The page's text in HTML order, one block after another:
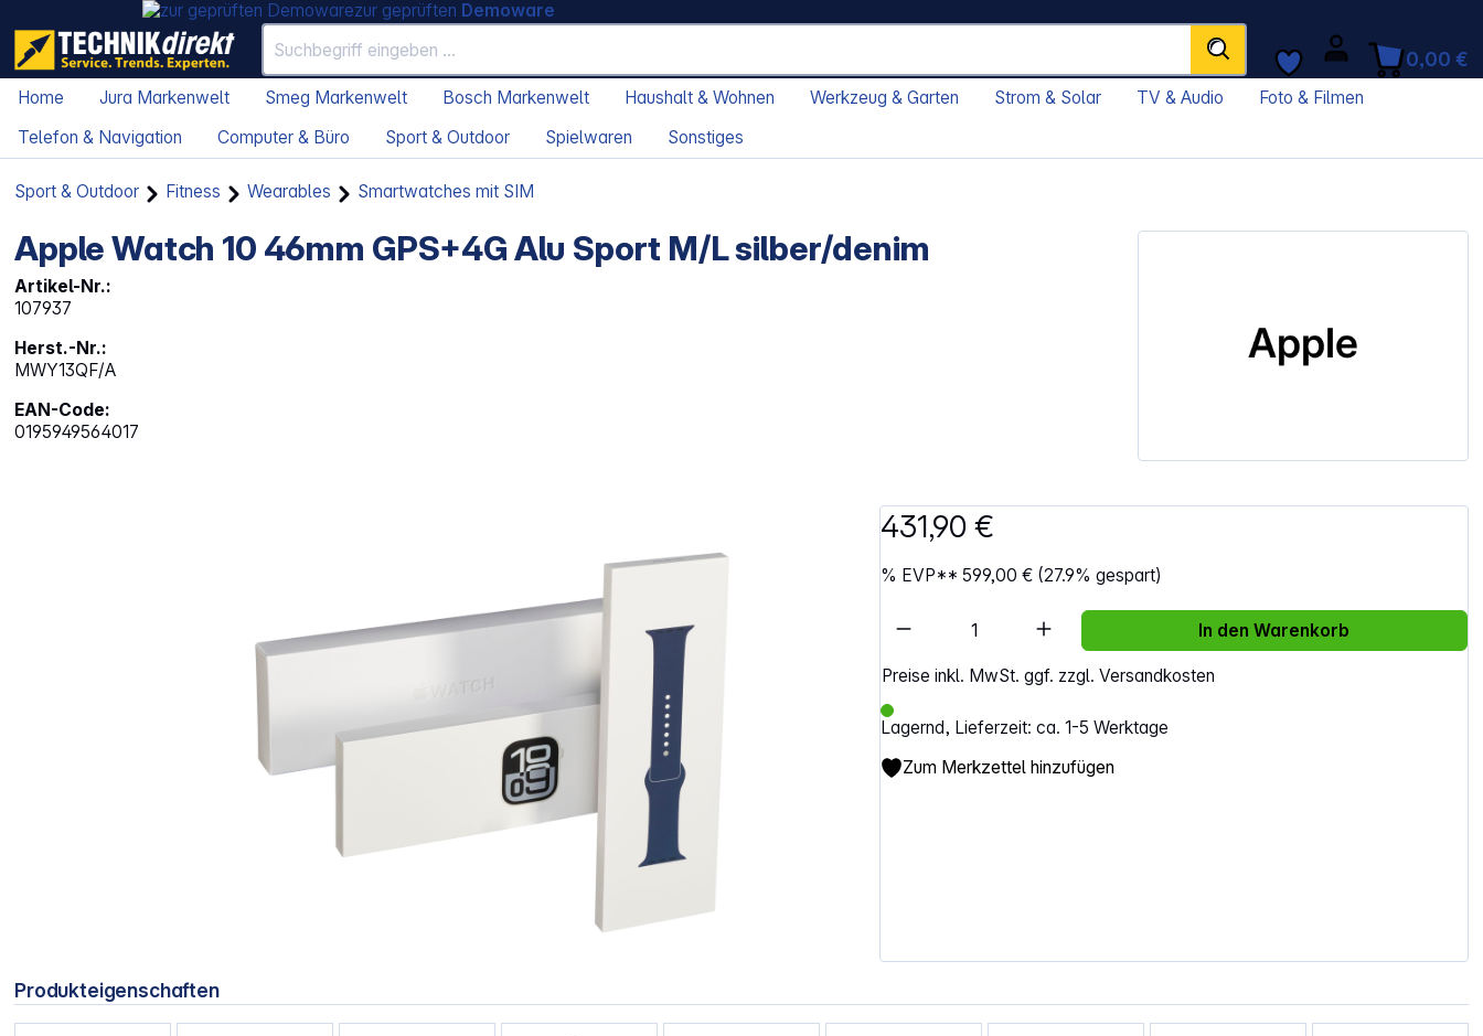
zur geprüften Demoware
0,00 €
Home Jura Markenwelt Smeg Markenwelt Bosch Markenwelt Haushalt & Wohnen Werkzeug & Garten Strom & Solar TV & Audio
Foto & Filmen
Telefon & Navigation
Computer & Büro Sport & Outdoor Spielwaren Sonstiges
Sport & Outdoor Fitness Wearables Smartwatches mit SIM
Apple Watch 10 46mm GPS+4G Alu Sport M/L silber/denim
Artikel-Nr.:
107937
Herst.-Nr.:
MWY13QF/A
EAN-Code:
0195949564017
431,90 €
% EVP**599,00 € (27.9% gespart)
Preise inkl. MwSt. ggf. zzgl. Versandkosten
Lagernd, Lieferzeit: ca. 1-5 Werktage
Artikel Anzahl: Gib den gewünschten Wert ein
In den Warenkorb
Zum Merkzettel hinzufügen
Produkteigenschaften